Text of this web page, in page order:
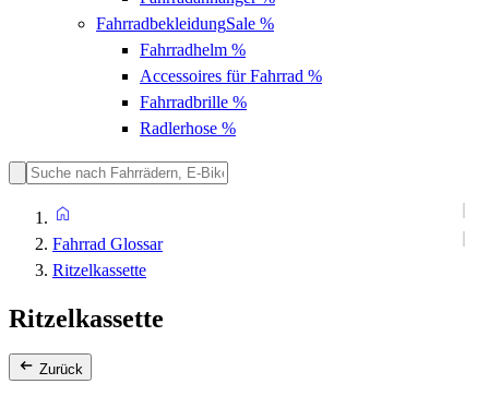
FahrradbekleidungSale %
Fahrradhelm %
Accessoires für Fahrrad %
Fahrradbrille %
Radlerhose %
Fahrrad Glossar
Ritzelkassette
Ritzelkassette
Zurück